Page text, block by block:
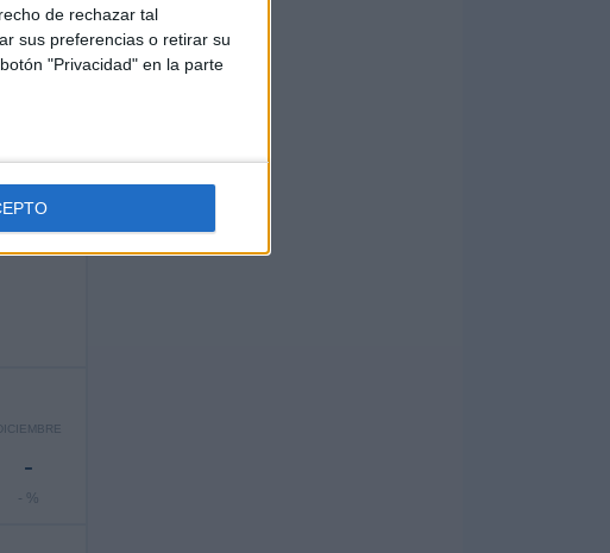
de rechazar tal
sus preferencias o retirar su
"Privacidad" en la parte
-
- %